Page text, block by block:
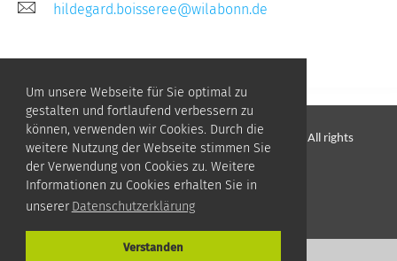
Um unsere Webseite für Sie optimal zu
gestalten und fortlaufend verbessern zu
können, verwenden wir Cookies. Durch die
weitere Nutzung der Webseite stimmen Sie
der Verwendung von Cookies zu. Weitere
Informationen zu Cookies erhalten Sie in
unserer Datenschutzerklärung
Verstanden
hildegard.boisseree@wilabonn.de
© Wissenschaftsladen Bonn e.V.
• All rights
reserved
Impressum•Datenschutz